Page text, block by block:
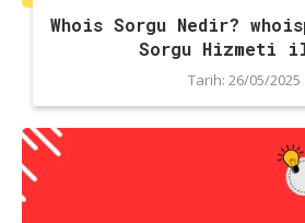
Whois Sorgu Nedir?
Sorgu Hizmeti
Tarih: 26/05/2025